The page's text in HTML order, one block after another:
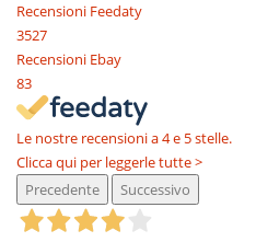
Recensioni Feedaty
3527
Recensioni Ebay
83
Le nostre recensioni a 4 e 5 stelle.
Clicca qui per leggerle tutte >
Precedente
Successivo